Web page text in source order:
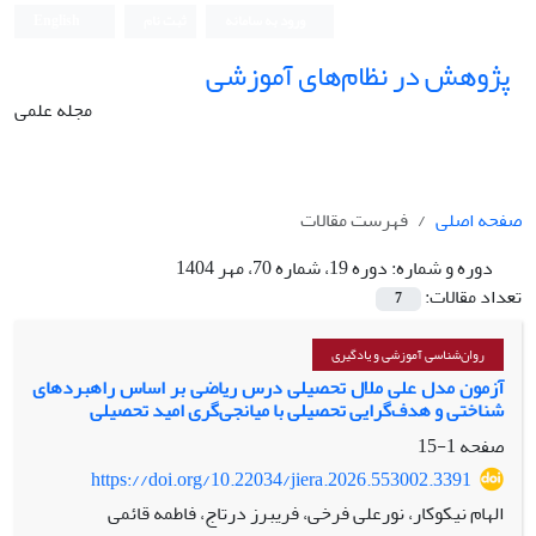
پژوهش در نظام‌های آموزشی
مجله علمی
صفحه اصلی
فهرست مقالات
دوره و شماره:دوره 19، شماره 70، مهر 1404
تعداد مقالات:
7
روان‌شناسی آموزشی و یادگیری
آزمون مدل علی ملال تحصیلی درس ریاضی بر اساس راهبردهای
شناختی و هدف‌گرایی تحصیلی با میانجی‌گری امید تحصیلی
صفحه1-15
https://doi.org/10.22034/jiera.2026.553002.3391
الهام نیکوکار، نورعلی فرخی، فریبرز درتاج، فاطمه قائمی